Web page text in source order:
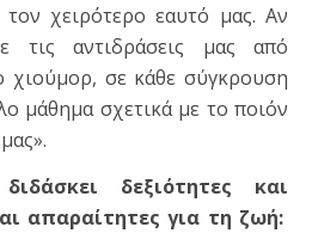
χειρότερο εαυτό μας. Αν
τις αντιδράσεις μας από
χιούμορ, σε κάθε σύγκρουση
μάθημα σχετικά με το ποιόν
δεξιότητες και
απαραίτητες για τη ζωή: